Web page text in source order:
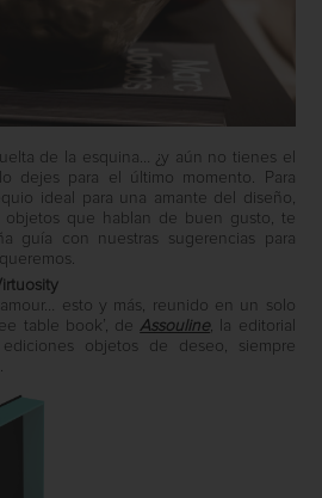
de la esquina… ¿y aún no tienes el
dejes para el último momento. Para
ideal para una amante del diseño,
objetos que hablan de buen gusto, te
guía con nuestras sugerencias para
esto y más, reunido en un solo
table book’, deAssouline, la editorial
objetos de deseo, siempre